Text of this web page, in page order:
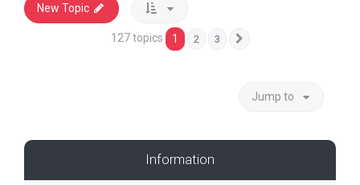
New Topic
127 topics 1 2 3
Jump to
Information